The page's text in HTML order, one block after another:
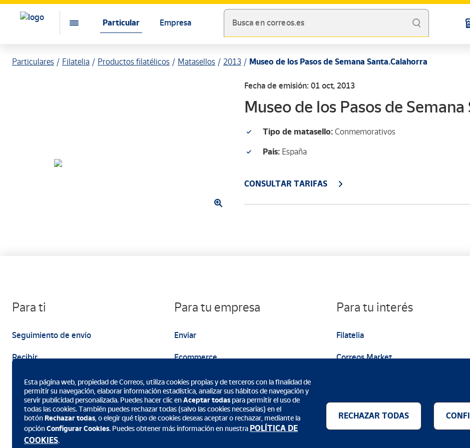
Particular Empresa Busca en correos.es
Particulares Filatelia Productos filatélicos Matasellos 2013 Museo de los Pasos de Semana Santa.Calahorra
Fecha de emisión: 01 oct, 2013
Museo de los Pasos de
Tipo de matasello: Conmemorativos
País: España
CONSULTAR TARIFAS
Para ti
Seguimiento de envío
Recibir
Enviar
Para tu empresa
Enviar
Ecommerce
Marketing
Para tu interés
Filatelia
Correos Market
Descarga la App de Correos
Esta página web, propiedad de Correos, utiliza cookies propias y de terceros con la finalidad de
permitir su navegación, elaborar información estadística, analizar sus hábitos de navegación y
servir publicidad personalizada. Puedes hacer clic enAceptar todas para permitir el uso de
todas las cookies. También puedes rechazar todas (salvo las cookies necesarias) en el
botón Rechazar todas, o elegir qué tipo de cookies deseas aceptar o rechazar, mediante la
opciónConfigurar Cookies. Puedes obtener más información en nuestra POLÍTICA DE
COOKIES.
RECHAZAR TODAS